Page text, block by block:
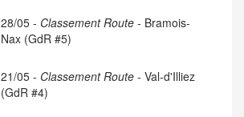
28/05 - Classement Route - Bramois-
Nax (GdR #5)
21/05 - Classement Route - Val-d'Illiez
(GdR #4)